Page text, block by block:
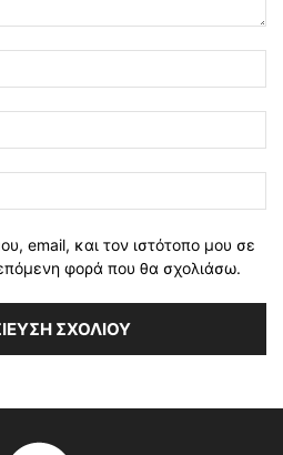
email, και τον ιστότοπο μου σε
φορά που θα σχολιάσω.